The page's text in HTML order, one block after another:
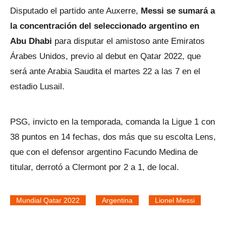
Disputado el partido ante Auxerre, Messi se sumará a
la concentración del seleccionado argentino en
Abu Dhabi para disputar el amistoso ante Emiratos
Árabes Unidos, previo al debut en Qatar 2022, que
será ante Arabia Saudita el martes 22 a las 7 en el
estadio Lusail.
PSG, invicto en la temporada, comanda la Ligue 1 con
38 puntos en 14 fechas, dos más que su escolta Lens,
que con el defensor argentino Facundo Medina de
titular, derrotó a Clermont por 2 a 1, de local.
Mundial Qatar 2022 Argentina Lionel Messi